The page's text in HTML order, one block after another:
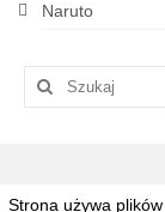
Naruto
Szuklaj
© 2026 Grajpad.pl -
Strona używa